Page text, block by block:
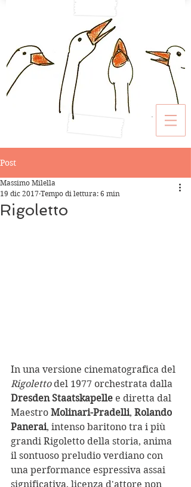
Post
Rigoletto
Massimo Milella
19 dic 2017 Tempo di lettura: 6 min
In una versione cinematografica del
Rigoletto del 1977 orchestrata dalla
Dresden Staatskapelle e diretta dal
Maestro Molinari-Pradelli, Rolando
Panerai, intenso baritono tra i più
grandi Rigoletto della storia, anima
il sontuoso preludio verdiano con
una performance espressiva assai
significativa, licenza d'attore non